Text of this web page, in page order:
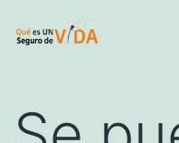
Seguros
-